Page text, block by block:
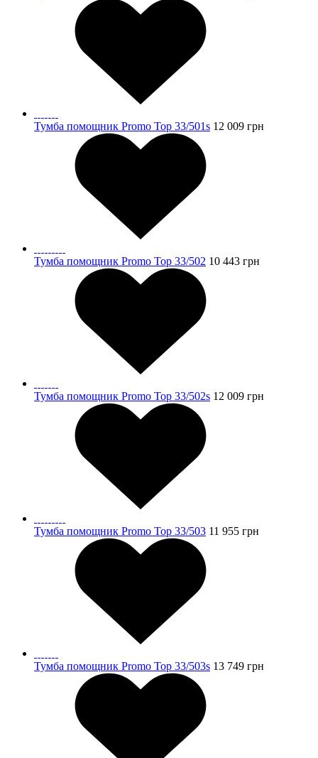
Тумба помощник Promo Top 33/501s 12 009 грн
Тумба помощник Promo Top 33/502 10 443 грн
Тумба помощник Promo Top 33/502s 12 009 грн
Тумба помощник Promo Top 33/503 11 955 грн
Тумба помощник Promo Top 33/503s 13 749 грн